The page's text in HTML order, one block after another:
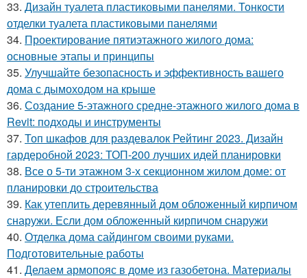
33. Дизайн туалета пластиковыми панелями. Тонкости
отделки туалета пластиковыми панелями
34. Проектирование пятиэтажного жилого дома:
основные этапы и принципы
35. Улучшайте безопасность и эффективность вашего
дома с дымоходом на крыше
36. Создание 5-этажного средне-этажного жилого дома в
Revit: подходы и инструменты
37. Топ шкафов для раздевалок Рейтинг 2023. Дизайн
гардеробной 2023: ТОП-200 лучших идей планировки
38. Все о 5-ти этажном 3-х секционном жилом доме: от
планировки до строительства
39. Как утеплить деревянный дом обложенный кирпичом
снаружи. Если дом обложенный кирпичом снаружи
40. Отделка дома сайдингом своими руками.
Подготовительные работы
41. Делаем армопояс в доме из газобетона. Материалы